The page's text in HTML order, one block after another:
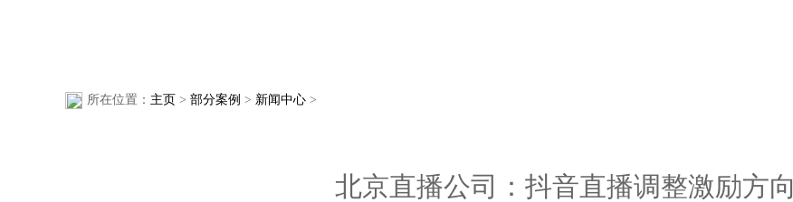
所在位置： 主页 > 部分案例 > 新闻中心 >
北京直播公司：抖音直播调整激励方向